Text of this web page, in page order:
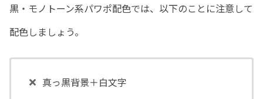
黒・モノトーン系パワポ配色では、以下のことに注意して
配色しましょう。
真っ黒背景＋白文字